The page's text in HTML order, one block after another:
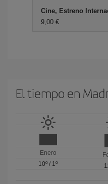
Cine, Estreno
9,00 €
El tiempo en
Enero
10º / 1º